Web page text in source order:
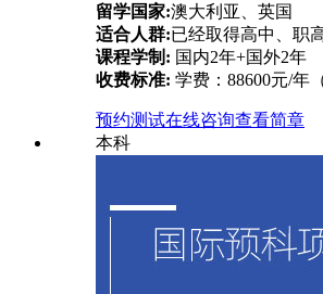
留学国家:澳大利亚、英国
适合人群:已经取得高中、职
课程学制: 国内2年+国外2年
收费标准: 学费：88600元/年
预约测试在线咨询查看简章
本科